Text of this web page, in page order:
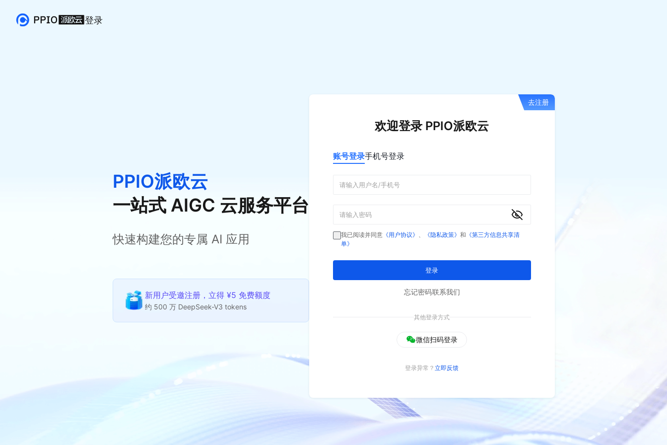
登录
PPIO派欧云
一站式 AIGC 云服务平台
快速构建您的专属 AI 应用
新用户受邀注册，立得 ¥5 免费额度
约 500 万 DeepSeek-V3 tokens
去注册
欢迎登录 PPIO派欧云
账号登录手机号登录
我已阅读并同意《用户协议》 《隐私政策》 和 《第三方信息共享清
单》
登录
忘记密码联系我们
其他登录方式
微信扫码登录
登录异常？ 立即反馈